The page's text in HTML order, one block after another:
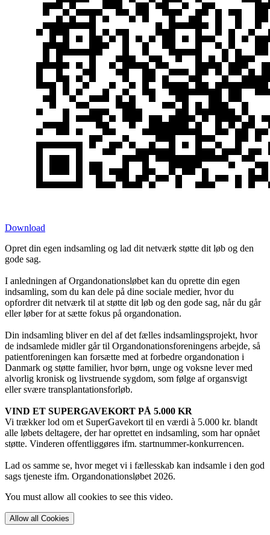
Download
Opret din egen indsamling og lad dit netværk støtte dit løb og den
gode sag.
I anledningen af Organdonationsløbet kan du oprette din egen
indsamling, som du kan dele på dine sociale medier, hvor du
opfordrer dit netværk til at støtte dit løb og den gode sag, når du går
eller løber for at sætte fokus på organdonation.
Din indsamling bliver en del af det fælles indsamlingsprojekt, hvor
de indsamlede midler går til Organdonationsforeningens arbejde, så
patientforeningen kan forsætte med at forbedre organdonation i
Danmark og støtte familier, hvor børn, unge og voksne lever med
alvorlig kronisk og livstruende sygdom, som følge af organsvigt
eller svære transplantationsforløb.
VIND ET SUPERGAVEKORT PÅ 5.000 KR
Vi trækker lod om et SuperGavekort til en værdi à 5.000 kr. blandt
alle løbets deltagere, der har oprettet en indsamling, som har opnået
støtte. Vinderen offentliggøres ifm. startnummer-konkurrencen.
Lad os samme se, hvor meget vi i fællesskab kan indsamle i den god
sags tjeneste ifm. Organdonationsløbet 2026.
You must allow all cookies to see this video.
Allow all Cookies